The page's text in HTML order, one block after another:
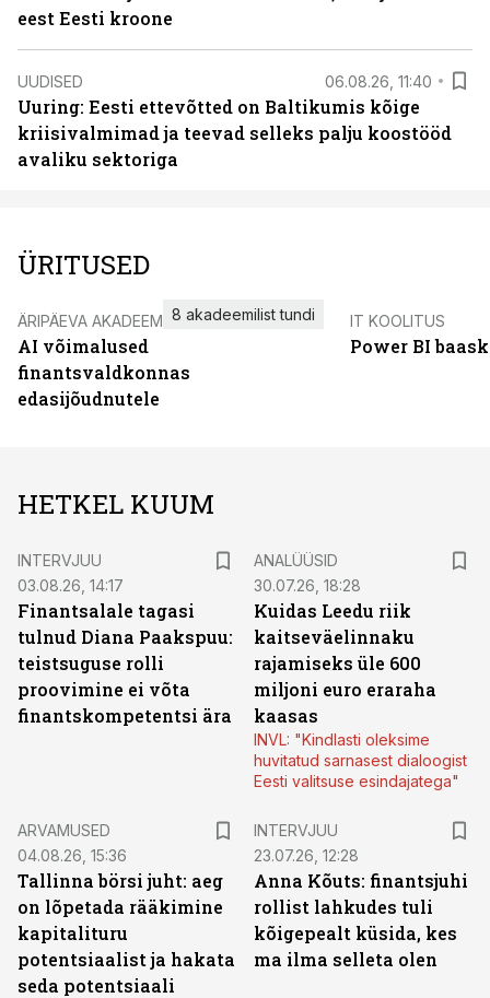
eest Eesti kroone
UUDISED 06.08.26, 11:40
Uuring: Eesti ettevõtted on Baltikumis kõige
kriisivalmimad ja teevad selleks palju koostööd
avaliku sektoriga
ÜRITUSED
ÄRIPÄEVA AKADEEMIA
AI võimalused
finantsvaldkonnas
edasijõudnutele
8 akadeemilist tundi IT KOOLITUS
Power BI
HETKEL KUUM
INTERVJUU
03.08.26, 14:17
Finantsalale tagasi
tulnud Diana Paakspuu:
teistsuguse rolli
proovimine ei võta
finantskompetentsi ära
ANALÜÜSID
30.07.26, 18:28
Kuidas Leedu riik
kaitseväelinnaku
rajamiseks üle 600
miljoni euro eraraha
kaasas
INVL: "Kindlasti oleksime
huvitatud sarnasest dialoogist
Eesti valitsuse esindajatega"
ARVAMUSED
04.08.26, 15:36
Tallinna börsi juht: aeg
on lõpetada rääkimine
kapitalituru
potentsiaalist ja hakata
seda potentsiaali
INTERVJUU
23.07.26, 12:28
Anna Kõuts: finantsjuhi
rollist lahkudes tuli
kõigepealt küsida, kes
ma ilma selleta olen